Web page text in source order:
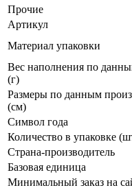
Прочие
Артикул
Материал упаковки
Вес наполнения по
(г)
Размеры по данным
(см)
Символ года
Количество в упаковке
Страна-производитель
Базовая единица
Минимальный заказ на